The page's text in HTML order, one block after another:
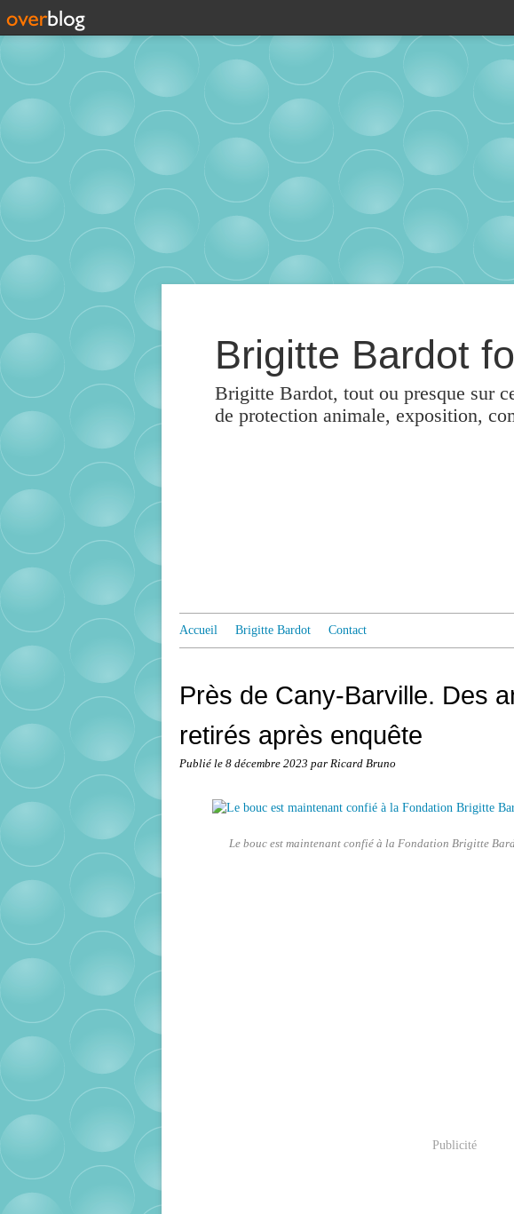
Brigitte Bardot
Brigitte Bardot, tout ou presque sur
de protection animale, exposition,
Accueil Brigitte Bardot Contact
Près de Cany-Barville. Des
retirés après enquête
Publié le 8 décembre 2023 par Ricard Bruno
Le bouc est maintenant confié à la Fondation Brigitte
Publicité